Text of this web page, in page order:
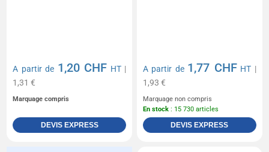
A partir de 1,20 CHF HT|
1,31 €
Marquage compris
DEVIS EXPRESS
A partir de 1,77 CHF HT |
1,93 €
Marquage non compris
En stock : 15 730 articles
DEVIS EXPRESS